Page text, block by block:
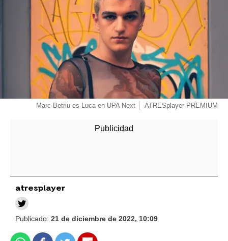
Marc Betriu es Luca en UPA Next ATRESplayer PREMIUM
atresplayer
Publicado: 21 de diciembre de 2022, 10:09